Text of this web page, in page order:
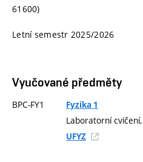
61600)
Letní semestr 2025/2026
Vyučované předměty
BPC-FY1 Fyzika 1
Laboratorní
UFYZ